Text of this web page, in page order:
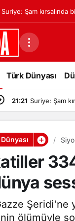
Suriye: Şam kırsalında
sonucu ilk bilançoya
kaybetti
Türk Dünyası
21:21 Suriye: Şam
Şeridi'ne
ölümüyle